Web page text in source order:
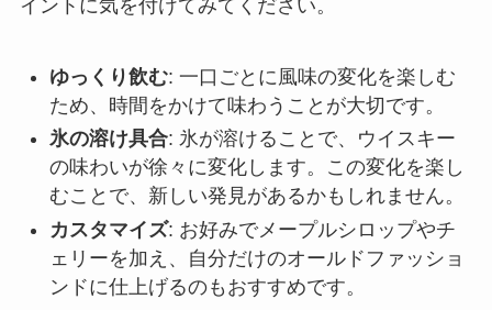
イントに気を付けてみてください。
ゆっくり飲む: 一口ごとに風味の変化を楽しむ
ため、時間をかけて味わうことが大切です。
氷の溶け具合: 氷が溶けることで、ウイスキー
の味わいが徐々に変化します。この変化を楽し
むことで、新しい発見があるかもしれません。
カスタマイズ: お好みでメープルシロップやチ
ェリーを加え、自分だけのオールドファッショ
ンドに仕上げるのもおすすめです。